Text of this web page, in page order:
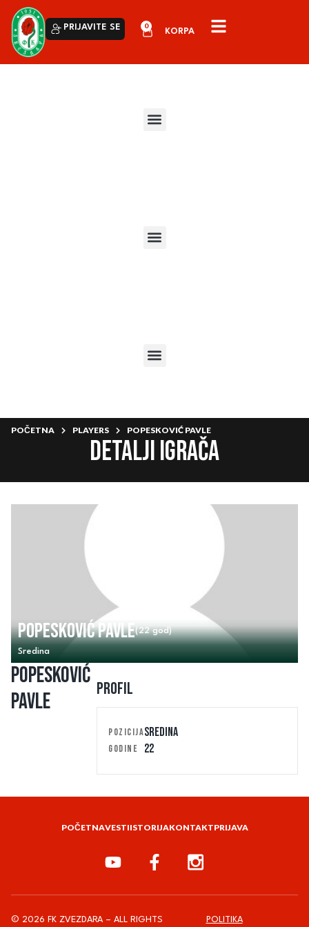
PRIJAVITE SE 0
POČETNA PLAYERS POPESKOVIĆ PAVLE
Detalji igrača
Popesković Pavle(22 god)
Sredina
Popesković
Pavle
Profil
POZICIJASREDINA
GODINE 22
POČETNAVESTIISTORIJAKONTAKTPRIJAVA
© 2026 FK ZVEZDARA – ALL RIGHTS POLITIKA